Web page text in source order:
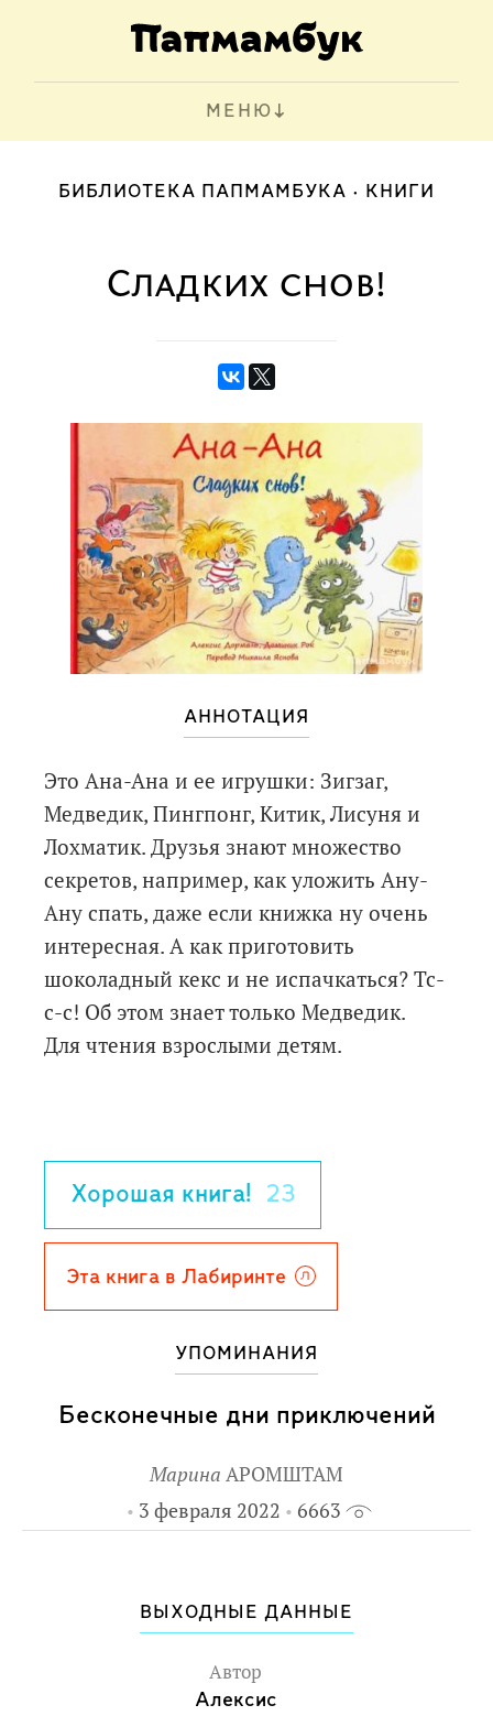
МЕНЮ
БИБЛИОТЕКА ПАПМАМБУКА КНИГИ
Сладких снов!
АННОТАЦИЯ
Это Ана-Ана и ее игрушки: Зигзаг,
Медведик, Пингпонг, Китик, Лисуня и
Лохматик. Друзья знают множество
секретов, например, как уложить Ану-
Ану спать, даже если книжка ну очень
интересная. А как приготовить
шоколадный кекс и не испачкаться? Тс-
с-с! Об этом знает только Медведик.
Для чтения взрослыми детям.
Хорошая книга! 23
Эта книга в Лабиринте
УПОМИНАНИЯ
Бесконечные дни приключений
Марина АРОМШТАМ
3 февраля 2022
6663
ВЫХОДНЫЕ ДАННЫЕ
Автор
Алексис